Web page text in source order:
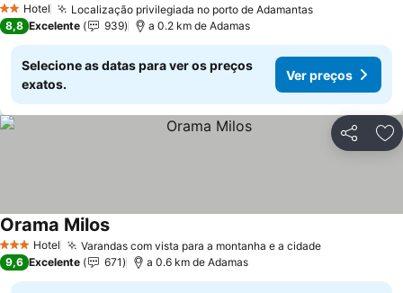
2 Estrelas
Hotel Localização privilegiada no porto de Adamantas
8,8 Excelente 939 a 0.2 km de Adamas
Selecione as datas para ver os preços
exatos.
Ver preços
Partilhar
3 EstrelasHotel Varandas com vista para a montanha e a cidade
Orama Milos
9,6 Excelente 671 a 0.6 km de Adamas